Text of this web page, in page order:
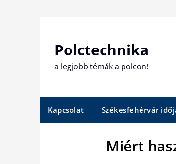
Polctechnika
a legjobb témák a polcon!
Kapcsolat Székesfehérvár
Miért